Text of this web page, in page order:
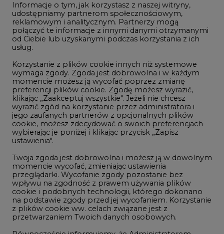
Gospodarka
Geopolityka
LTE450
Innowacje i AI
Telekomunikacja i IT
Handel emisjami CO2
Wodór
Górnictwo
Atom
Fotowoltaika
Offshore wind
Informacje o tym, jak korzystasz z naszej witryny,
udostępniamy partnerom społecznościowym,
reklamowym i analitycznym. Partnerzy mogą
połączyć te informacje z innymi danymi otrzymanymi
od Ciebie lub uzyskanymi podczas korzystania z ich
usług.
Korzystanie z plików cookie innych niż systemowe
wymaga zgody. Zgoda jest dobrowolna i w każdym
momencie możesz ją wycofać poprzez zmianę
preferencji plików cookie. Zgodę możesz wyrazić,
klikając „Zaakceptuj wszystkie". Jeżeli nie chcesz
wyrazić zgód na korzystanie przez administratora i
jego zaufanych partnerów z opcjonalnych plików
cookie, możesz zdecydować o swoich preferencjach
wybierając je poniżej i klikając przycisk „Zapisz
ustawienia".
Twoja zgoda jest dobrowolna i możesz ją w dowolnym
momencie wycofać, zmieniając ustawienia
przeglądarki. Wycofanie zgody pozostanie bez
wpływu na zgodność z prawem używania plików
cookie i podobnych technologii, którego dokonano
na podstawie zgody przed jej wycofaniem. Korzystanie
z plików cookie ww. celach związane jest z
przetwarzaniem Twoich danych osobowych.